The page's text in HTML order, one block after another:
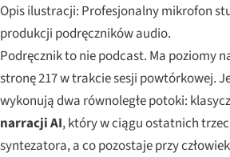
Opis ilustracji: Profesjonalny mikrofon
produkcji podręczników audio.
Podręcznik to nie podcast. Ma poziomy
stronę 217 w trakcie sesji powtórkowej.
wykonują dwa równoległe potoki:
narracji AI, który w ciągu ostatnich
syntezatora, a co pozostaje przy